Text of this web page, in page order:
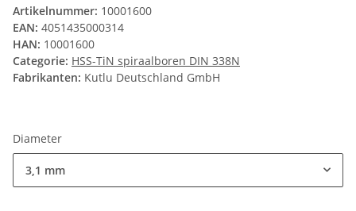
Artikelnummer: 10001600
EAN: 4051435000314
HAN: 10001600
Categorie: HSS-TiN spiraalboren DIN 338N
Fabrikanten: Kutlu Deutschland GmbH
Diameter
3,1 mm